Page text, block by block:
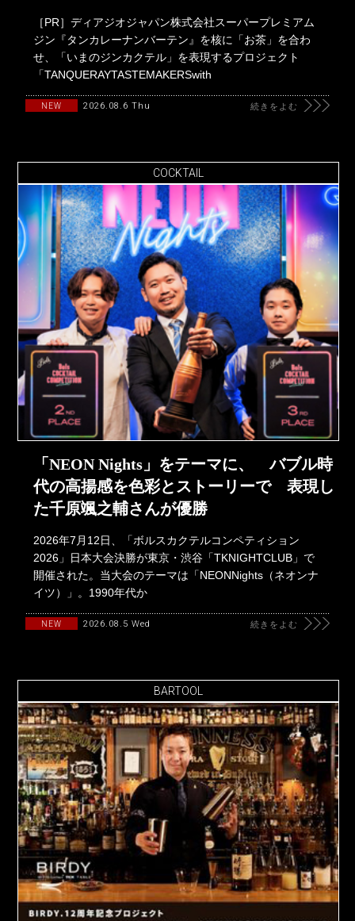
［PR］ディアジオジャパン株式会社スーパープレミアム
ジン『タンカレーナンバーテン』を核に「お茶」を合わ
せ、「いまのジンカクテル」を表現するプロジェクト
「TANQUERAYTASTEMAKERSwith
NEW 2026.08.6 Thu 続きをよむ
COCKTAIL
「NEON Nights」をテーマに、 バブル時
代の高揚感を色彩とストーリーで 表現し
た千原颯之輔さんが優勝
2026年7月12日、「ボルスカクテルコンペティション
2026」日本大会決勝が東京・渋谷「TKNIGHTCLUB」で
開催された。当大会のテーマは「NEONNights（ネオンナ
イツ）」。1990年代か
NEW 2026.08.5 Wed 続きをよむ
BARTOOL